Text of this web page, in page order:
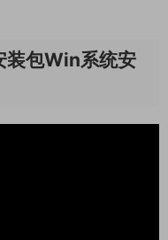
装包Win系统安